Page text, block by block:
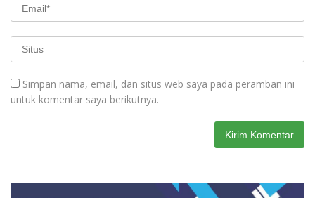
Simpan nama, email, dan situs web saya pada peramban ini
untuk komentar saya berikutnya.